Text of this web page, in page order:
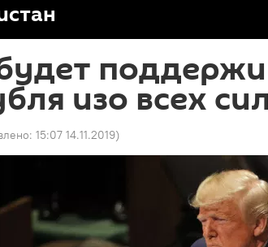
изо всех сил
15:07 14.11.2019)